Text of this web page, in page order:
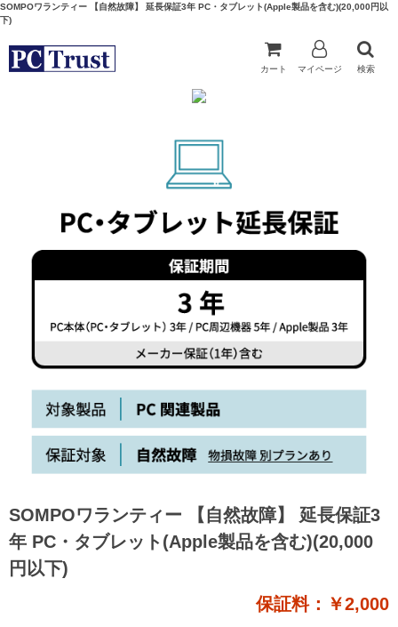
SOMPOワランティー 【自然故障】 延長保証3年 PC・タブレット(Apple製品を含む)(20,000円以
下)
カート マイページ 検索
SOMPOワランティー 【自然故障】 延長保証3
年 PC・タブレット(Apple製品を含む)(20,000
円以下)
保証料：￥2,000